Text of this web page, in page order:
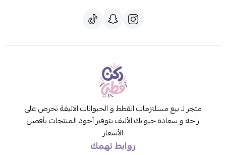
متجر لـ بيع مسلتزمات القطط و الحيوانات الاليفة نحرص على
راحة و سعادة حيوانك الأليف بتوفير أجود المنتجات بأفضل
الأسعار
روابط تهمك